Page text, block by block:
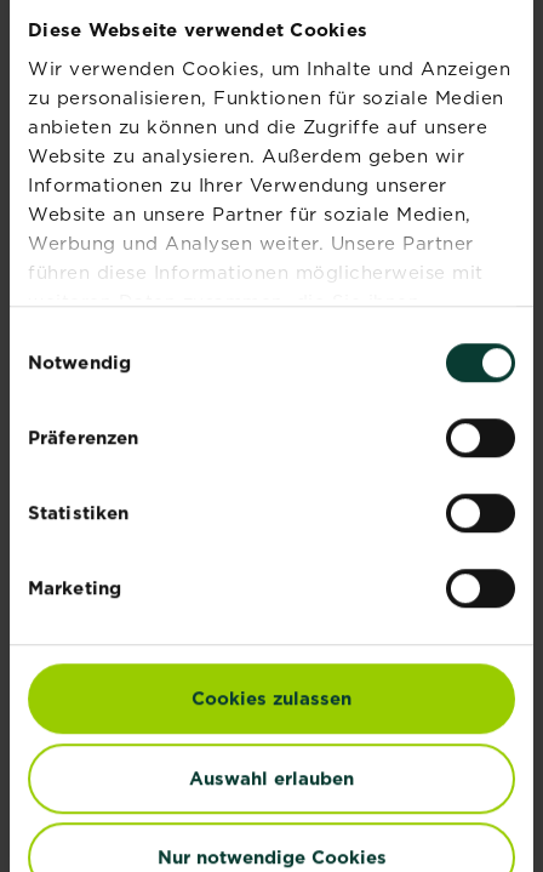
Diese Webseite verwendet Cookies
Wir verwenden Cookies, um Inhalte und Anzeigen
zu personalisieren, Funktionen für soziale Medien
anbieten zu können und die Zugriffe auf unsere
Website zu analysieren. Außerdem geben wir
Informationen zu Ihrer Verwendung unserer
Website an unsere Partner für soziale Medien,
Werbung und Analysen weiter. Unsere Partner
führen diese Informationen möglicherweise mit
weiteren Daten zusammen, die Sie ihnen
Nutzung der Dienste gesammelt haben.
Notwendig
Präferenzen
Statistiken
Marketing
Cookies zulassen
Auswahl erlauben
Nur notwendige Cookies
Pflanzenextrakte
Um die natürliche Abwehrkraft von Pflanzen zu...
Mehr lesenüber Pflanzenextrakte
Die Auswahl an Kräutern, die sich im Garten, auf...
über Kräuter, aromatische Vielfalt